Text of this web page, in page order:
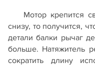
Мотор крепится
снизу, то получится,
детали балки рычаг
больше. Натяжитель
сократить длину